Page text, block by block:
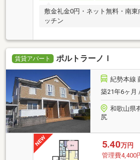
敷金礼金0円・ネット無料・南
ッチン
賃貸アパート ポルトラーノＩ
紀勢本線
築21年6ヶ月
和歌山県
尻
5.40万円
管理費4,400